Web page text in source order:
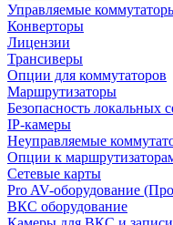
Управляемые
Конверторы
Лицензии
Трансиверы
Опции для коммутаторов
Маршрутизаторы
Безопасность локальных
IP-камеры
Неуправляемые
Опции к
Сетевые карты
Pro AV-оборудование
ВКС оборудование